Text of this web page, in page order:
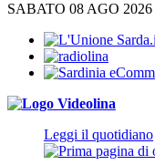
SABATO 08 AGO 2026
Leggi il quotidiano